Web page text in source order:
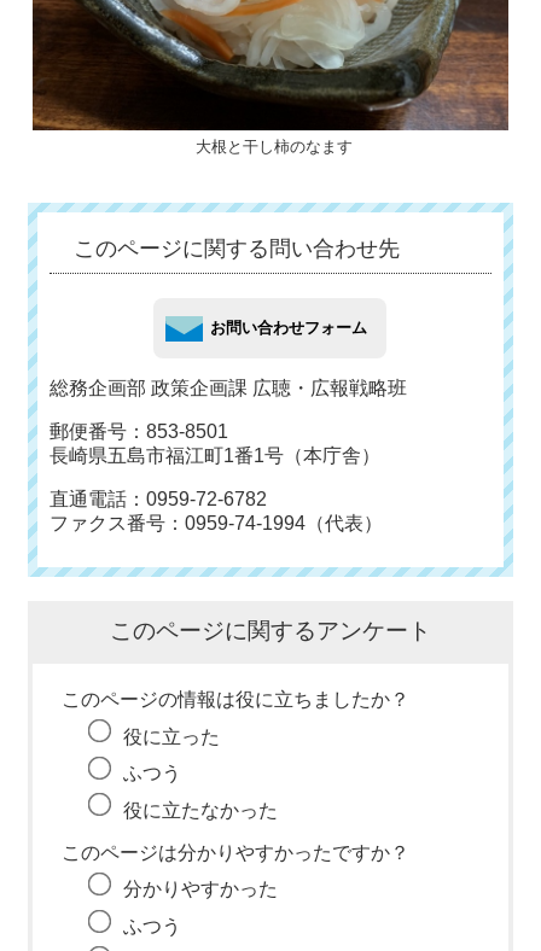
大根と干し柿のなます
このページに関する問い合わせ先
総務企画部 政策企画課 広聴・広報戦略班
郵便番号：853-8501
長崎県五島市福江町1番1号（本庁舎）
直通電話：0959-72-6782
ファクス番号：0959-74-1994（代表）
このページに関するアンケート
このページの情報は役に立ちましたか？
役に立った
ふつう
役に立たなかった
このページは分かりやすかったですか？
分かりやすかった
ふつう